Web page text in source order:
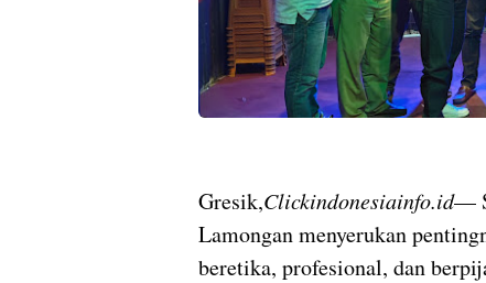
Gresik,Clickindonesiainfo.id—
Lamongan menyerukan
beretika, profesional, dan